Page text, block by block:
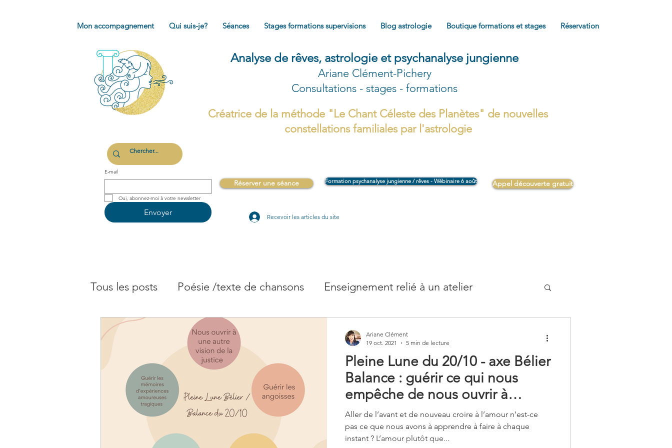
Mon accompagnement Qui suis-je? Séances Stages formations supervisions Blog astrologie Boutique formations et stages Réservation
Analyse de rêves, astrologie et psychanalyse jungienne
Ariane Clément-Pichery
Consultations - stages - formations
Créatrice de la méthode "Le Chant Céleste des Planètes" de nouvelles
constellations familiales par l'astrologie
E‑mail
Envoyer
Formation psychanalyse jungienne / rêves - Wébinaire 6 août
Réserver une séance
Recevoir les articles du site
Appel découverte gratuit
Tous les posts Poésie /texte de chansons Enseignement relié à un atelier
Blog astrologie - Archétypes Conscience et psychologie - rêves
Blog astrologie - Pleine Lune
Pleine Lune du 20/10 - axe Bélier
Balance : guérir ce qui nous
empêche de nous ouvrir à
l’amour
Aller de l’avant et de nouveau croire à l’amour n’est-ce
pas ce que nous avons à apprendre à faire à chaque
instant ? L’amour plutôt que...
Ariane Clément
19 oct. 2021
5 min de lecture